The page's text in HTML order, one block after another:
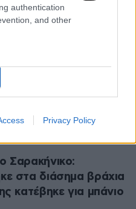
authentication
and other
Privacy Policy
Σαρακήνικο:
στα διάσημα βράχια
κατέβηκε για μπάνιο